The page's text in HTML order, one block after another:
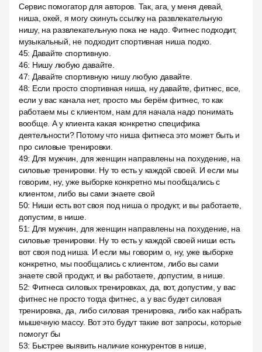
Сервис помогатор для авторов. Так, ага, у меня девай,
ниша, окей, я могу скинуть ссылку на развлекательную
нишу, на развлекательную пока не надо. Фитнес подходит,
музыкальный, не подходит спортивная ниша подхо.
45: Давайте спортивную.
46: Нишу любую давайте.
47: Давайте спортивную нишу любую давайте.
48: Если просто спортивная ниша, ну давайте, фитнес, все,
если у вас канала нет, просто мы берём фитнес, то как
работаем мы с клиентом, нам для начала надо понимать
вообще. А у клиента какая конкретно специфика
деятельности? Потому что ниша фитнеса это может быть и
про силовые тренировки.
49: Для мужчин, для женщин направлены на похудение, на
силовые тренировки. Ну то есть у каждой своей. И если мы
говорим, ну, уже выборке конкретно мы пообщались с
клиентом, либо вы сами знаете свой
50: Ниши есть вот своя под ниша о продукт, и вы работаете,
допустим, в нише.
51: Для мужчин, для женщин направлены на похудение, на
силовые тренировки. Ну то есть у каждой своей ниши есть
вот своя под ниша. И если мы говорим о, ну, уже выборке
конкретно, мы пообщались с клиентом, либо вы сами
знаете свой продукт, и вы работаете, допустим, в нише.
52: Фитнеса силовых тренировках, да, вот, допустим, у вас
фитнес не просто тогда фитнес, а у вас будет силовая
тренировка, да, либо силовая тренировка, либо как набрать
мышечную массу. Вот это будут такие вот запросы, которые
помогут бы
53: Быстрее выявить наличие конкурентов в нише,